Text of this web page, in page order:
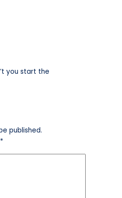
you start the
published.
*